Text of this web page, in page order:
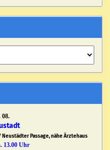
08.
Passage, nähe Ärztehaus
13.00 Uhr